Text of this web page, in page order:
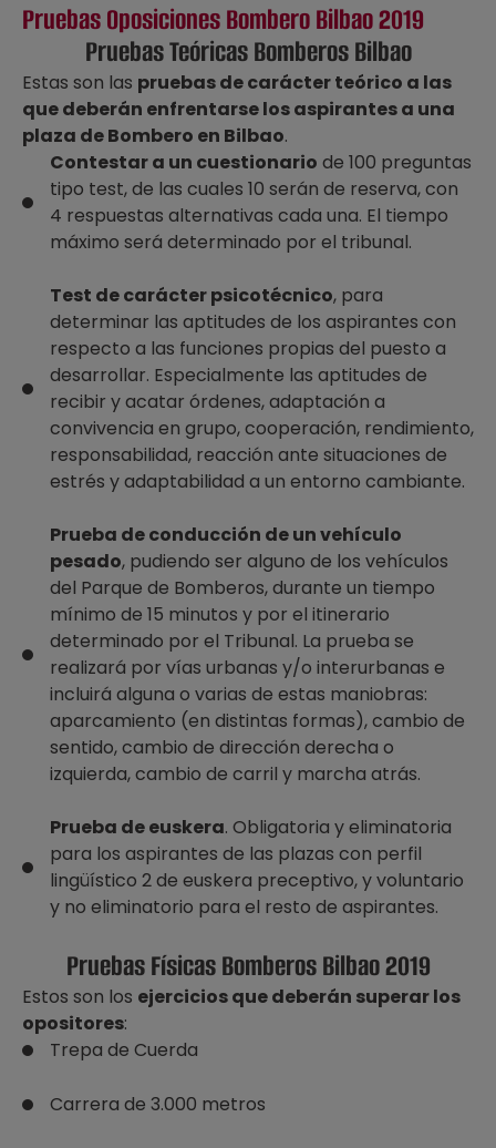
Pruebas Oposiciones Bombero Bilbao 2019
Pruebas Teóricas Bomberos Bilbao
Estas son las pruebas de carácter teórico a las
que deberán enfrentarse los aspirantes a una
plaza de Bombero en Bilbao.
Contestar a un cuestionario de 100 preguntas
tipo test, de las cuales 10 serán de reserva, con
4 respuestas alternativas cada una. El tiempo
máximo será determinado por el tribunal.
Test de carácter psicotécnico, para
determinar las aptitudes de los aspirantes con
respecto a las funciones propias del puesto a
desarrollar. Especialmente las aptitudes de
recibir y acatar órdenes, adaptación a
convivencia en grupo, cooperación, rendimiento,
responsabilidad, reacción ante situaciones de
estrés y adaptabilidad a un entorno cambiante.
Prueba de conducción de un vehículo
pesado, pudiendo ser alguno de los vehículos
del Parque de Bomberos, durante un tiempo
mínimo de 15 minutos y por el itinerario
determinado por el Tribunal. La prueba se
realizará por vías urbanas y/o interurbanas e
incluirá alguna o varias de estas maniobras:
aparcamiento (en distintas formas), cambio de
sentido, cambio de dirección derecha o
izquierda, cambio de carril y marcha atrás.
Prueba de euskera. Obligatoria y eliminatoria
para los aspirantes de las plazas con perfil
lingüístico 2 de euskera preceptivo, y voluntario
y no eliminatorio para el resto de aspirantes.
Pruebas Físicas Bomberos Bilbao 2019
Estos son los ejercicios que deberán superar los
opositores:
Trepa de Cuerda
Carrera de 3.000 metros